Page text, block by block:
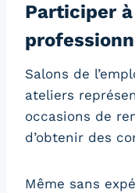
Participer
Salons de
ateliers
occasions de
d’obtenir des
Même sans